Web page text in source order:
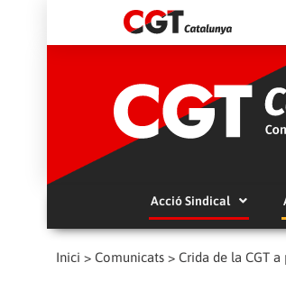
Acció Sindical
Inici > Comunicats > Crida de la CGT